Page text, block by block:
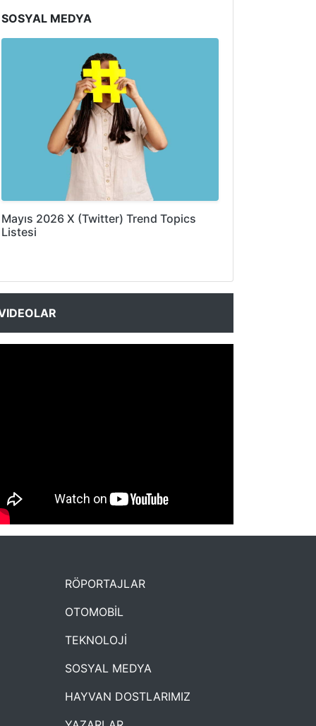
SOSYAL MEDYA
Mayıs 2026 X (Twitter) Trend Topics
Listesi
2. Yaş Kutlama Etkinliği
RÖPORTAJLAR
OTOMOBİL
TEKNOLOJİ
SOSYAL MEDYA
HAYVAN DOSTLARIMIZ